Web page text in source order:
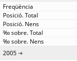
2005